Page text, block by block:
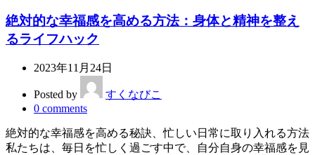
絶対的な幸福感を高める方法：身体と精神を整え
るライフハック
2023年11月24日
Posted by
すくなびこ
0 comments
絶対的な幸福感を高める秘訣、忙しい日常に取り入れる方法
私たちは、毎日を忙しく過ごす中で、自分自身の幸福感を見